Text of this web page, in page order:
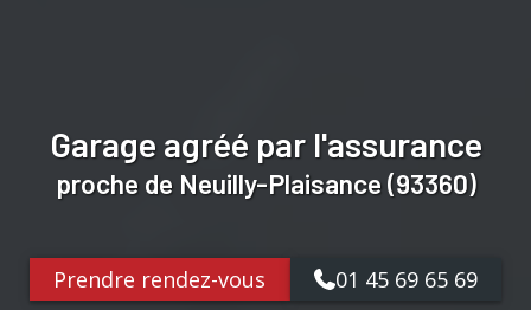
Garage agréé par l'assurance
proche de Neuilly-Plaisance (93360)
Prendre rendez-vous 01 45 69 65 69